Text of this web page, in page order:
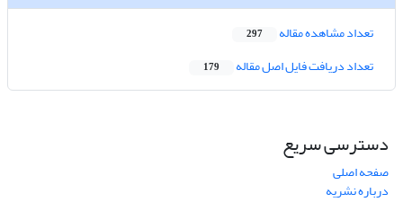
تعداد مشاهده مقاله 297
تعداد دریافت فایل اصل مقاله 179
دسترسی سریع
صفحه اصلی
درباره نشریه